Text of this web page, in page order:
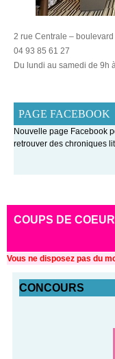
2 rue Centrale –
04 93 85 61 27
Du lundi au samedi de 9h
PAGE FACEBOOK
Nouvelle page Facebook
retrouver des chroniques
en
COUPS DE COEUR
Vous ne disposez pas du
CONCOURS